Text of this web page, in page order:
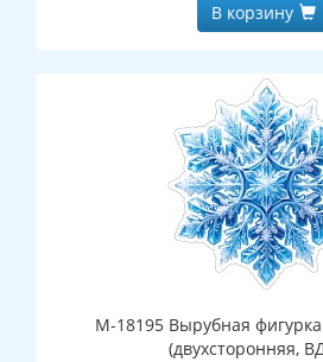
В корзину
М-18195 Вырубная
(двухсторонняя,